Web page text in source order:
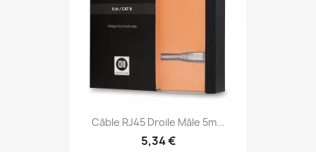
Câble RJ45 Droile Mâle 5m...
5,34 €